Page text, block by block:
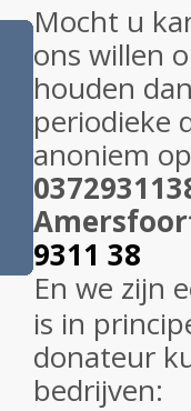
Mocht u
ons willen
houden
periodieke
anoniem
9311 38
En we zijn
is in
donateur
bedrijven: